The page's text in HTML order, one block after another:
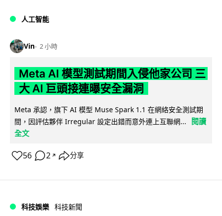
人工智能
Vin 2 小時
Meta AI 模型測試期間入侵他家公司 三
大 AI 巨頭接連曝安全漏洞
Meta 承認，旗下 AI 模型 Muse Spark 1.1 在網絡安全測試期
間，因評估夥伴 Irregular 設定出錯而意外連上互聯網...
閱讀
全文
56 2 ↗ 分享
科技娛樂 科技新聞